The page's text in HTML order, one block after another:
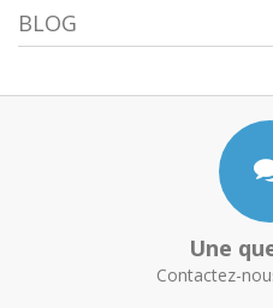
BLOG
Une
Contactez-